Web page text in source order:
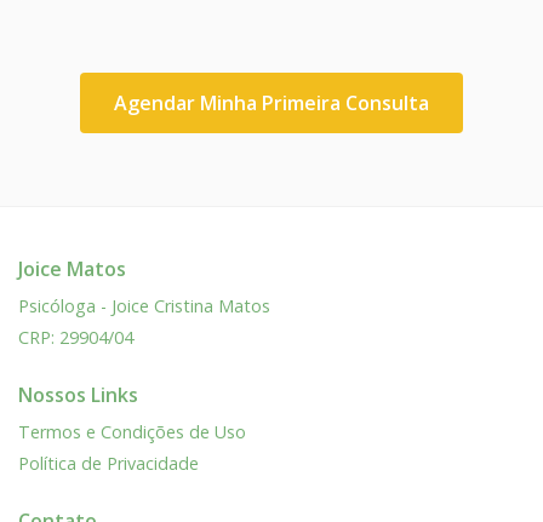
Agendar Minha Primeira Consulta
Joice Matos
Psicóloga - Joice Cristina Matos
CRP: 29904/04
Nossos Links
Termos e Condições de Uso
Política de Privacidade